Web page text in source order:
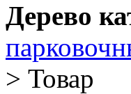
Дерево
> Товар